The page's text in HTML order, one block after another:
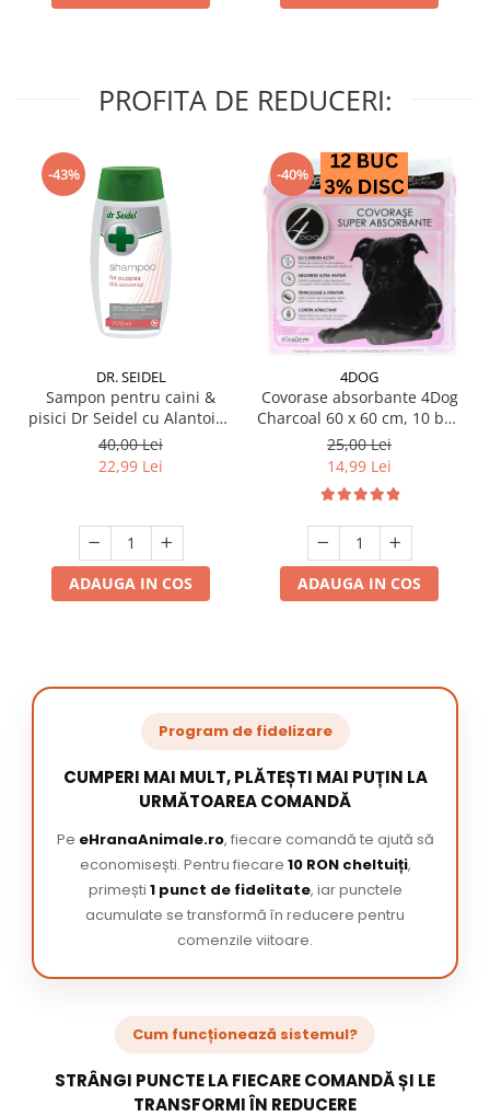
PROFITA DE REDUCERI:
-43%
DR. SEIDEL
Sampon pentru caini &
pisici Dr Seidel cu Alantoina
220 ml
40,00 Lei
22,99 Lei
ADAUGA IN COS
-40%
4DOG
Covorase absorbante 4Dog
Charcoal 60 x 60 cm, 10 buc
/ pachet
25,00 Lei
14,99 Lei
ADAUGA IN COS
Program de fidelizare
CUMPERI MAI MULT, PLĂTEȘTI MAI PUȚIN LA
URMĂTOAREA COMANDĂ
Pe eHranaAnimale.ro, fiecare comandă te ajută să
economisești. Pentru fiecare 10 RON cheltuiți,
primești 1 punct de fidelitate, iar punctele
acumulate se transformă în reducere pentru
comenzile viitoare.
Cum funcționează sistemul?
STRÂNGI PUNCTE LA FIECARE COMANDĂ ȘI LE
TRANSFORMI ÎN REDUCERE